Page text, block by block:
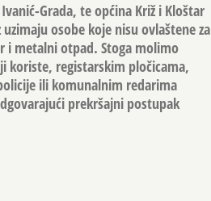
Grada, te općina Križ i Kloštar
osobe koje nisu ovlaštene za
i metalni otpad. Stoga molimo
koriste, registarskim pločicama,
ili komunalnim redarima
prekršajni postupak